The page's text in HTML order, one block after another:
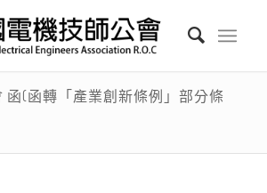
函(函轉「產業創新條例」部分條